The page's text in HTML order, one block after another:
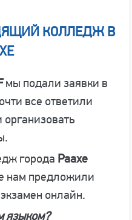
КОЛЛЕДЖ В
мы подали заявки в
все ответили
организовать
города Раахе
нам предложили
онлайн.
языком?